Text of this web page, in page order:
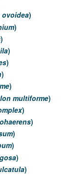
ovoidea)
)
)
)
)
)
)
multiforme)
)
)
)
)
)
)